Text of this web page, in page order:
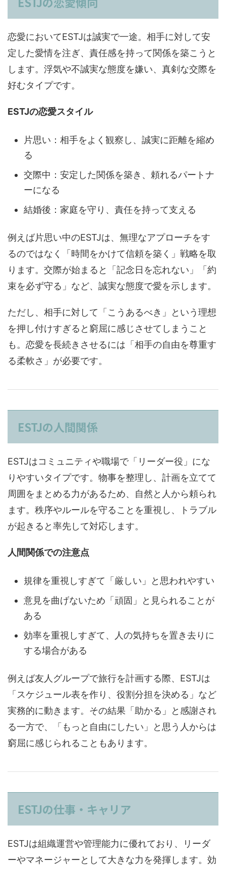
恋愛においてESTJは誠実で一途。相手に対して安
定した愛情を注ぎ、責任感を持って関係を築こうと
します。浮気や不誠実な態度を嫌い、真剣な交際を
好むタイプです。
ESTJの恋愛スタイル
片思い：相手をよく観察し、誠実に距離を縮め
る
交際中：安定した関係を築き、頼れるパートナ
ーになる
結婚後：家庭を守り、責任を持って支える
例えば片思い中のESTJは、無理なアプローチをす
るのではなく「時間をかけて信頼を築く」戦略を取
ります。交際が始まると「記念日を忘れない」「約
束を必ず守る」など、誠実な態度で愛を示します。
ただし、相手に対して「こうあるべき」という理想
を押し付けすぎると窮屈に感じさせてしまうこと
も。恋愛を長続きさせるには「相手の自由を尊重す
る柔軟さ」が必要です。
ESTJの人間関係
ESTJはコミュニティや職場で「リーダー役」にな
りやすいタイプです。物事を整理し、計画を立てて
周囲をまとめる力があるため、自然と人から頼られ
ます。秩序やルールを守ることを重視し、トラブル
が起きると率先して対応します。
人間関係での注意点
規律を重視しすぎて「厳しい」と思われやすい
意見を曲げないため「頑固」と見られることが
ある
効率を重視しすぎて、人の気持ちを置き去りに
する場合がある
例えば友人グループで旅行を計画する際、ESTJは
「スケジュール表を作り、役割分担を決める」など
実務的に動きます。その結果「助かる」と感謝され
る一方で、「もっと自由にしたい」と思う人からは
窮屈に感じられることもあります。
ESTJの仕事・キャリア
ESTJは組織運営や管理能力に優れており、リーダ
ーやマネージャーとして大きな力を発揮します。効